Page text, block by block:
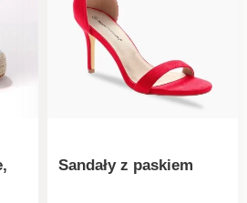
z
podeszwa. Szeroki,
odpowiedni dla
wrażliwych stóp. (1) Ten
produkt składa się w
Sandały z paskiem